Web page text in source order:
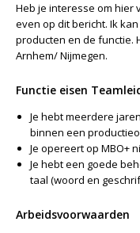
Heb je interesse om hier
even op dit bericht. Ik
producten en de functie.
Arnhem/ Nijmegen.
Functie eisen
Je hebt meerdere
binnen een
Je opereert op MBO+
Je hebt een goede
taal (woord en
Arbeidsvoorwaarden